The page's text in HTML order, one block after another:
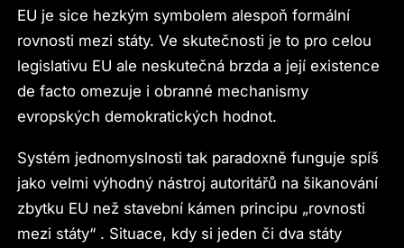
EU je sice hezkým symbolem alespoň formální
rovnosti mezi státy. Ve skutečnosti je to pro celou
legislativu EU ale neskutečná brzda a její existence
de facto omezuje i obranné mechanismy
evropských demokratických hodnot.
Systém jednomyslnosti tak paradoxně funguje spíš
jako velmi výhodný nástroj autoritářů na šikanování
zbytku EU než stavební kámen principu „rovnosti
mezi státy“ . Situace, kdy si jeden či dva státy